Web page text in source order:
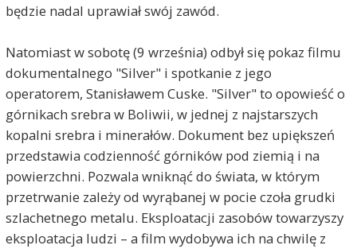
będzie nadal uprawiał swój zawód.
Natomiast w sobotę (9 września) odbył się pokaz filmu
dokumentalnego "Silver" i spotkanie z jego
operatorem, Stanisławem Cuske. "Silver" to opowieść o
górnikach srebra w Boliwii, w jednej z najstarszych
kopalni srebra i minerałów. Dokument bez upiększeń
przedstawia codzienność górników pod ziemią i na
powierzchni. Pozwala wniknąć do świata, w którym
przetrwanie zależy od wyrąbanej w pocie czoła grudki
szlachetnego metalu. Eksploatacji zasobów towarzyszy
eksploatacja ludzi – a film wydobywa ich na chwilę z